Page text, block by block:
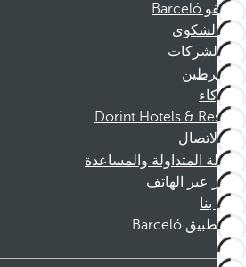
موظفو Barceló
قناة الشكوى
الشركات
المنخرطين
الشركاء
Dorint Hotels & Resorts
الاتصال
الأسئلة المتداولة والمساعدة
الحجز عبر الهاتف
اتصل بنا
تطبيق Barceló
تنزيل